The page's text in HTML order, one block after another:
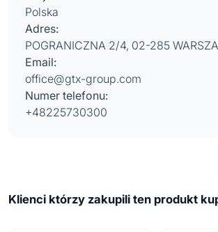
Polska
Adres:
POGRANICZNA 2/4, 02-285
Email:
office@gtx-group.com
Numer telefonu:
+48225730300
Klienci którzy zakupili ten produkt